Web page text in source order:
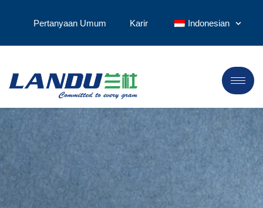
Pertanyaan Umum Karir Indonesian